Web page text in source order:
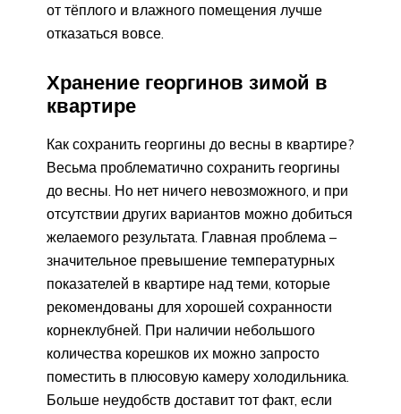
от тёплого и влажного помещения лучше
отказаться вовсе.
Хранение георгинов зимой в
квартире
Как сохранить георгины до весны в квартире?
Весьма проблематично сохранить георгины
до весны. Но нет ничего невозможного, и при
отсутствии других вариантов можно добиться
желаемого результата. Главная проблема –
значительное превышение температурных
показателей в квартире над теми, которые
рекомендованы для хорошей сохранности
корнеклубней. При наличии небольшого
количества корешков их можно запросто
поместить в плюсовую камеру холодильника.
Больше неудобств доставит тот факт, если